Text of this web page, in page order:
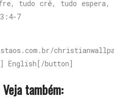
tudo crê, tudo espera,
7
English[/button]
também: